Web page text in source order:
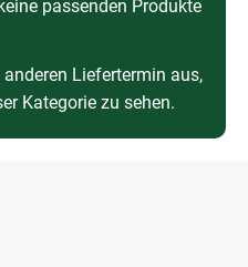
passenden Produkte
Liefertermin aus,
Kategorie zu sehen.